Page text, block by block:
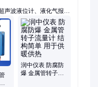
声波液位计、液化气报警
液位计、雷达物位计、投
液位计、压力变送器、差
量计、雷达料位计、雷达
、高频雷达液位计
润中仪表 防腐防
爆 金属管转子流